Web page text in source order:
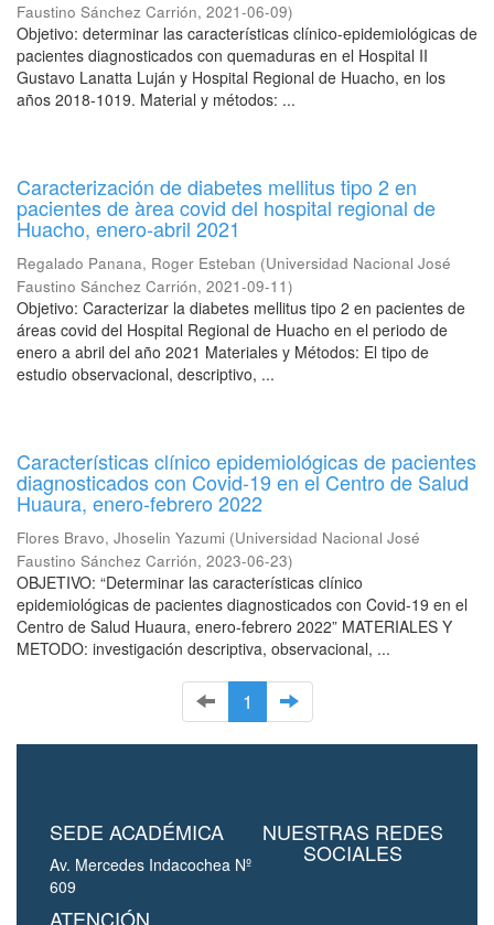
Faustino Sánchez Carrión, 2021-06-09)
Objetivo: determinar las características clínico-epidemiológicas de
pacientes diagnosticados con quemaduras en el Hospital II
Gustavo Lanatta Luján y Hospital Regional de Huacho, en los
años 2018-1019. Material y métodos: ...
Caracterización de diabetes mellitus tipo 2 en
pacientes de àrea covid del hospital regional de
Huacho, enero-abril 2021
Regalado Panana, Roger Esteban (Universidad Nacional José
Faustino Sánchez Carrión, 2021-09-11)
Objetivo: Caracterizar la diabetes mellitus tipo 2 en pacientes de
áreas covid del Hospital Regional de Huacho en el periodo de
enero a abril del año 2021 Materiales y Métodos: El tipo de
estudio observacional, descriptivo, ...
Características clínico epidemiológicas de pacientes
diagnosticados con Covid-19 en el Centro de Salud
Huaura, enero-febrero 2022
Flores Bravo, Jhoselin Yazumi (Universidad Nacional José
Faustino Sánchez Carrión, 2023-06-23)
OBJETIVO: “Determinar las características clínico
epidemiológicas de pacientes diagnosticados con Covid-19 en el
Centro de Salud Huaura, enero-febrero 2022” MATERIALES Y
METODO: investigación descriptiva, observacional, ...
1
SEDE ACADÉMICA
Av. Mercedes Indacochea Nº
609
ATENCIÓN
NUESTRAS REDES
SOCIALES